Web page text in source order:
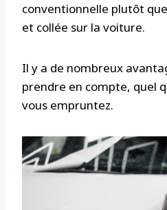
conventionnelle plutôt
et collée sur la voiture.
Il y a de nombreux
prendre en compte, quel
vous empruntez.